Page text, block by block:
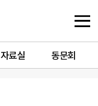
자료실 동문회